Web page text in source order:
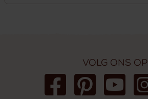
Volg ons op